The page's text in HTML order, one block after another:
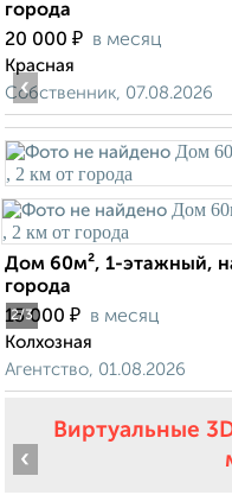
города
20 000 ₽ в месяц
Красная
Собственник, 07.08.2026
2/3
‹
Дом 60м², 1-этажный,
города
15 000 ₽ в месяц
Колхозная
Агентство, 01.08.2026
Виртуальные
‹